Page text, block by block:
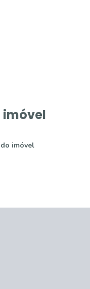
imóvel
imóvel